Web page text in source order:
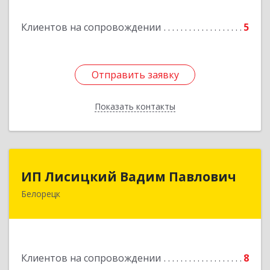
Клиентов на сопровождении 5
Отправить заявку
Показать контакты
Подробнее
Отправить заявку
Назад
ИП Лисицкий Вадим Павлович
Белорецк
Клиентов на сопровождении 8
ИП Лисицкий Вадим Павлович
453501, Башкортостан Респ, Белорецк г,